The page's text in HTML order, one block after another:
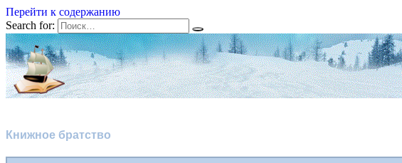
Перейти к содержанию
Search for:
Книжное братство